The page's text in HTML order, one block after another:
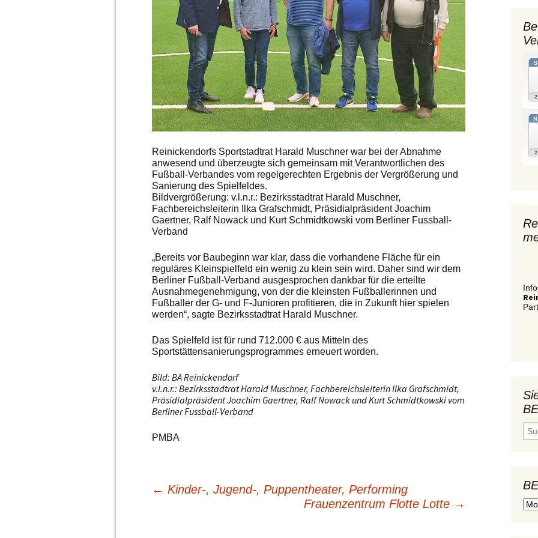
Reinickendorfs Sportstadtrat Harald Muschner war bei der Abnahme
anwesend und überzeugte sich gemeinsam mit Verantwortlichen des
Fußball-Verbandes vom regelgerechten Ergebnis der Vergrößerung und
Sanierung des Spielfeldes.
Bildvergrößerung: v.l.n.r.: Bezirksstadtrat Harald Muschner,
Fachbereichsleiterin Ilka Grafschmidt, Präsidialpräsident Joachim
Gaertner, Ralf Nowack und Kurt Schmidtkowski vom Berliner Fussball-
Verband
„Bereits vor Baubeginn war klar, dass die vorhandene Fläche für ein
reguläres Kleinspielfeld ein wenig zu klein sein wird. Daher sind wir dem
Berliner Fußball-Verband ausgesprochen dankbar für die erteilte
Ausnahmegenehmigung, von der die kleinsten Fußballerinnen und
Fußballer der G- und F-Junioren profitieren, die in Zukunft hier spielen
werden“, sagte Bezirksstadtrat Harald Muschner.
Das Spielfeld ist für rund 712.000 € aus Mitteln des
Sportstättensanierungsprogrammes erneuert worden.
Bild: BA Reinickendorf
v.l.n.r.: Bezirksstadtrat Harald Muschner, Fachbereichsleiterin Ilka Grafschmidt,
Präsidialpräsident Joachim Gaertner, Ralf Nowack und Kurt Schmidtkowski vom
Berliner Fussball-Verband
PMBA
Beitragsnavigation
← Kinder-, Jugend-, Puppentheater, Performing
Frauenzentrum Flotte Lotte →
S
u
n
c
h
B
E